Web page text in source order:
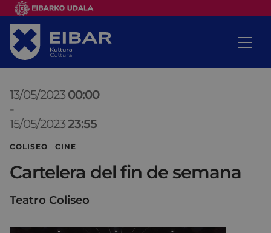
13/05/2023 00:00
-
15/05/202323:55
COLISEO CINE
Cartelera del fin de semana
Teatro Coliseo